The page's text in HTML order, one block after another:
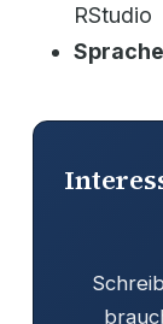
RStudio
Sprache